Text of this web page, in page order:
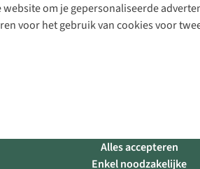
om je gepersonaliseerde
voor het gebruik van cookies voor
Alles accepteren
Enkel noodzakelijke